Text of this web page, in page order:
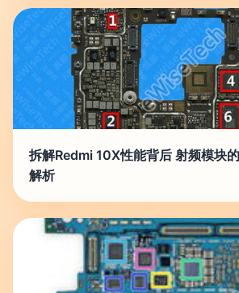
拆解Redmi 10X性能背后 射频模块
解析